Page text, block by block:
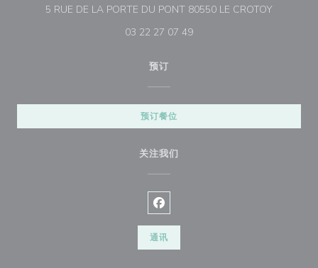
5 RUE DE LA PORTE DU PONT 80550 LE CROTOY((在新窗
03 22 27 07 49
预订
预订餐位
关注我们
Facebook ((在新窗口中打开))
通讯